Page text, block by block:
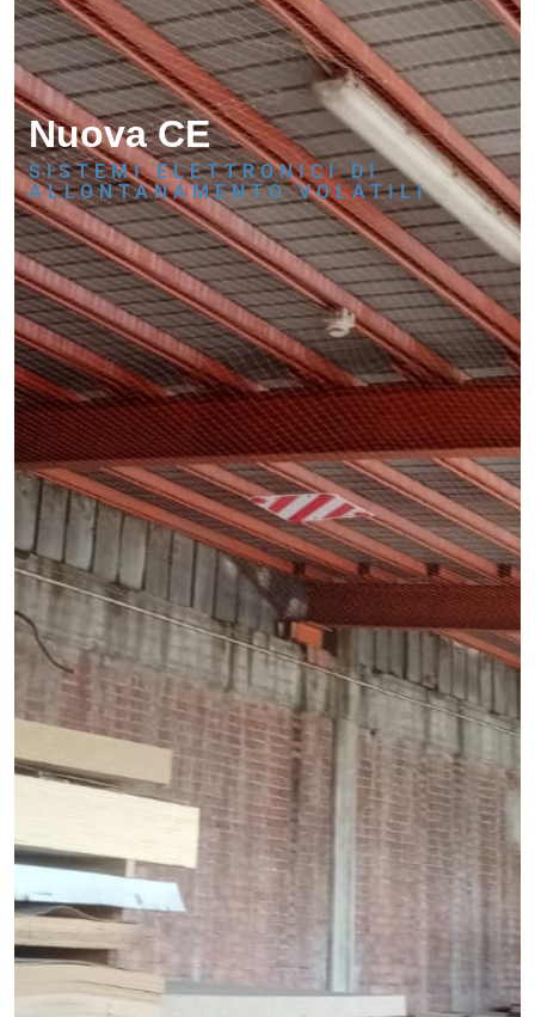
Nuova CE
SISTEMI ELETTRONICI DI
ALLONTANAMENTO VOLATILI